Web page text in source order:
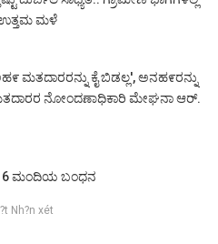
ಉತ್ತಮ ಮಳೆ
ಕೈ ಬಿಡಲ್ಲ', ಅನಹ೯ರನ್ನು
ಮತದಾರರ ನೋಂದಣಾಧಿಕಾರಿ ಮೇಘನಾ ಆರ್.
6 ಮಂದಿಯ ಬಂಧನ
Nh?n xét